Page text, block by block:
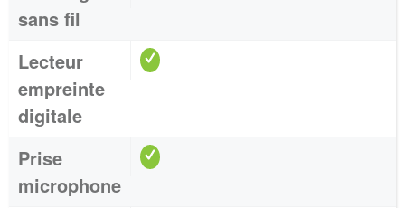
sans fil
Lecteur
empreinte
digitale
Prise
microphone